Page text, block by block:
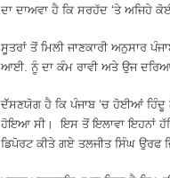
ਦਾ ਦਾਅਵਾ ਹੈ ਕਿ ਸਰਹੱਦ ‘ਤੇ ਅਜਿਹੇ
ਸੂਤਰਾਂ ਤੋਂ ਮਿਲੀ ਜਾਣਕਾਰੀ ਅਨੁਸਾਰ
ਆਈ. ਨੂੰ ਦਾ ਕੰਮ ਰਾਵੀ ਅਤੇ ਉਜ ਦਰਿਆ
ਦੱੱਸਣਯੋਗ ਹੈ ਕਿ ਪੰਜਾਬ ‘ਚ ਹੋਈਆਂ ਹਿੰਦੂ
ਹੋਇਆ ਸੀ। ਇਸ ਤੋਂ ਇਲਾਵਾ ਇਹਨਾਂ
ਡਿਪੋਰਟ ਕੀਤੇ ਗਏ ਤਲਜੀਤ ਸਿੰਘ ਉਰਫ